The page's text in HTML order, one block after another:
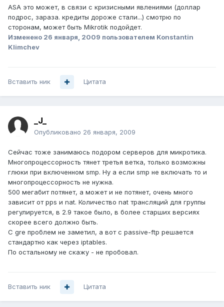
ASA это может, в связи с кризисными явлениями (доллар
подрос, зараза. кредиты дороже стали...) смотрю по
сторонам, может быть Mikrotik подойдет.
Изменено 26 января, 2009 пользователем Konstantin
Klimchev
Вставить ник Цитата
_J_
Опубликовано 26 января, 2009
Сейчас тоже занимаюсь подором серверов для микротика.
Многопроцессорность тянет третья ветка, только возможны
глюки при включенном smp. Ну а если smp не включать то и
многопроцессорность не нужна.
500 мегабит потянет, а может и не потянет, очень много
зависит от pps и nat. Количество nat трансляций для группы
регулируется, в 2.9 такое было, в более старших версиях
скорее всего должно быть.
C gre проблем не заметил, а вот с passive-ftp решается
стандартно как через iptables.
По остальному не скажу - не пробовал.
Вставить ник Цитата